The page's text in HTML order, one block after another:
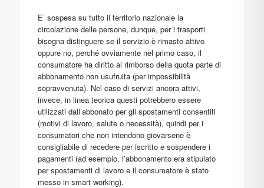
E’ sospesa su tutto il territorio nazionale la
circolazione delle persone, dunque, per i trasporti
bisogna distinguere se il servizio è rimasto attivo
oppure no, perché ovviamente nel primo caso, il
consumatore ha diritto al rimborso della quota parte di
abbonamento non usufruita (per impossibilità
sopravvenuta). Nel caso di servizi ancora attivi,
invece, in linea teorica questi potrebbero essere
utilizzati dall’abbonato per gli spostamenti consentiti
(motivi di lavoro, salute o necessità), quindi per i
consumatori che non intendono giovarsene è
consigliabile di recedere per iscritto e sospendere i
pagamenti (ad esempio, l’abbonamento era stipulato
per spostamenti di lavoro e il consumatore è stato
messo in smart-working).